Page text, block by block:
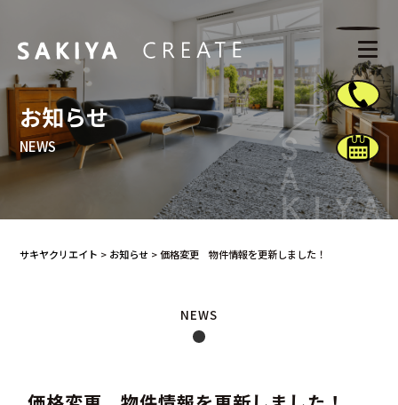
お知らせ
NEWS
サキヤクリエイト > お知らせ >価格変更 物件情報を更新しました！
NEWS